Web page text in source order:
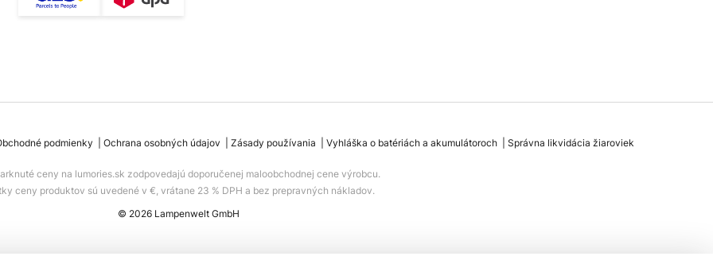
podmienky Ochrana osobných údajov Zásady používania Vyhláška o batériách a akumulátoroch Správna likvidácia žiaroviek
ceny na lumories.sk zodpovedajú doporučenej maloobchodnej cene výrobcu.
ceny produktov sú uvedené v €, vrátane 23 % DPH a bez prepravných nákladov.
© 2026 Lampenwelt GmbH